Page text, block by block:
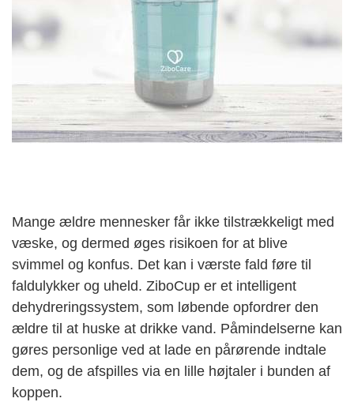
Mange ældre mennesker får ikke tilstrækkeligt med
væske, og dermed øges risikoen for at blive
svimmel og konfus. Det kan i værste fald føre til
faldulykker og uheld. ZiboCup er et intelligent
dehydreringssystem, som løbende opfordrer den
ældre til at huske at drikke vand. Påmindelserne kan
gøres personlige ved at lade en pårørende indtale
dem, og de afspilles via en lille højtaler i bunden af
koppen.